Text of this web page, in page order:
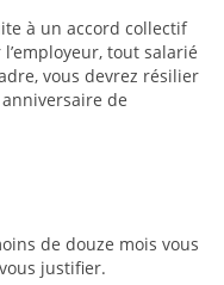
à un accord collectif
tout salarié
vous devrez résilier
de
de douze mois vous
justifier.